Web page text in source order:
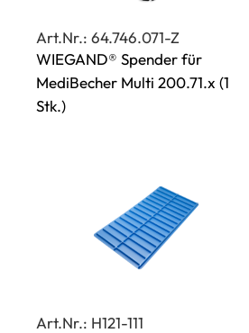
Art.Nr.: 64.746.071-Z
WIEGAND® Spender für
MediBecher Multi 200.71.x (1
Stk.)
Art.Nr.: H121-111